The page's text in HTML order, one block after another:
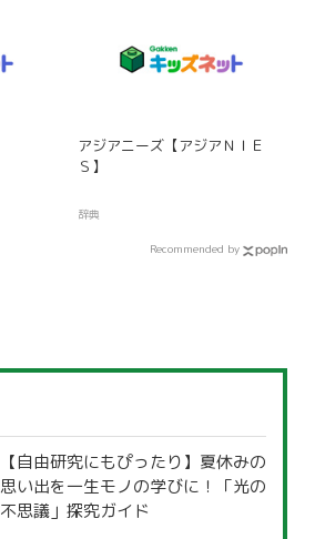
アジアニーズ【アジアＮＩＥ
Ｓ】
辞典
Recommended by
【自由研究にもぴったり】夏休みの
思い出を一生モノの学びに！「光の
不思議」探究ガイド